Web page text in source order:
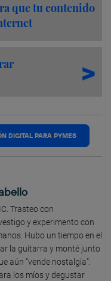
que tu contenido
DIGITAL PARA PYMES
Trasteo con
y experimento con
Hubo un tiempo en el
la guitarra y monté junto
aún "vende nostalgia":
los míos y degustar